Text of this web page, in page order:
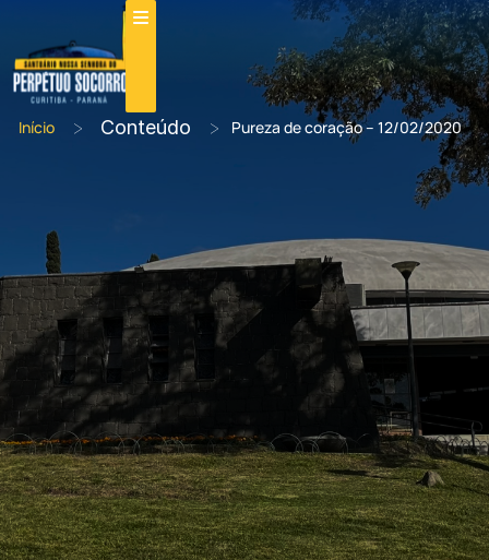
Início > Conteúdo > Pureza de coração – 12/02/2020